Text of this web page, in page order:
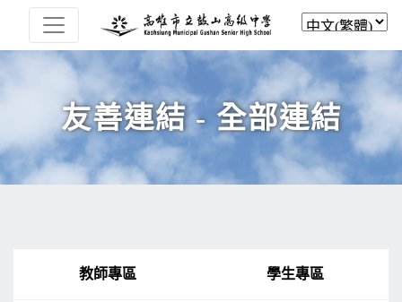
友善連結 - 全部連結
教師專區 學生專區